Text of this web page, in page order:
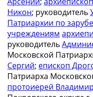
Никон; руководитель
Патриархии по
учреждениям
руководитель
Московской
Сергий; епископ
Патриарха
протоиерей